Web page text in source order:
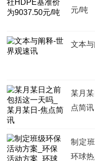
元/吨
文本
某月
点简讯
制定
环球